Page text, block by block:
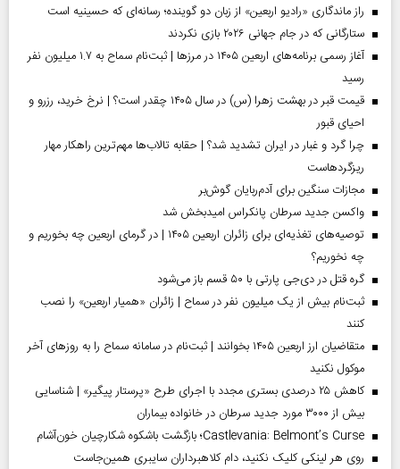
راز ماندگاری «رادیو اربعین» از زبان دو گوینده؛ رسانه‌ای که حسینیه است
ستارگانی که در جام جهانی ۲۰۲۶ بازی نکردند
آغاز رسمی برنامه‌های اربعین ۱۴۰۵ در مرز‌ها | ثبت‌نام سماح به ۱.۷ میلیون نفر
رسید
قیمت قبر در بهشت زهرا (س) در سال ۱۴۰۵ چقدر است؟ | نرخ خرید، رزرو و
احیای قبور
چرا گرد و غبار در ایران تشدید شد؟ | حقابه تالاب‌ها مهم‌ترین راهکار مهار
ریزگردهاست
مجازات سنگین برای آدم‌ربایان گوش‌بر
واکسن جدید سرطان پانکراس امیدبخش شد
توصیه‌های تغذیه‌ای برای زائران اربعین ۱۴۰۵ | در گرمای اربعین چه بخوریم و
چه نخوریم؟
گره قتل در دی‌جی پارتی با ۵۰ قسم باز می‌شود
ثبت‌نام بیش از یک میلیون نفر در سماح | زائران «همیار اربعین» را نصب
کنند
متقاضیان ارز اربعین ۱۴۰۵ بخوانند | ثبت‌نام در سامانه سماح را به روز‌های آخر
موکول نکنید
کاهش ۲۵ درصدی بستری مجدد با اجرای طرح «پرستار پیگیر» | شناسایی
بیش از ۳۰۰۰ مورد جدید سرطان در خانواده بیماران
Castlevania: Belmont’s Curse؛ بازگشت باشکوه شکارچیان خون‌آشام
روی هر لینکی کلیک نکنید، دام کلاهبرداران سایبری همین‌جاست